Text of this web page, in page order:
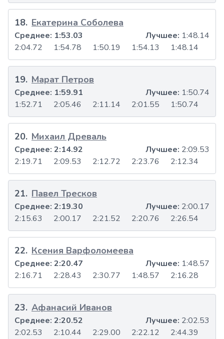
18. Екатерина Соболева
2:04.72 1:54.78 1:50.19 1:54.13 1:48.14
Среднее: 1:53.03 Лучшее: 1:48.14
19. Марат Петров
1:52.71 2:05.46 2:11.14 2:01.55 1:50.74
Среднее: 1:59.91 Лучшее: 1:50.74
20. Михаил Древаль
2:19.71 2:09.53 2:12.72 2:23.76 2:12.34
Среднее: 2:14.92 Лучшее: 2:09.53
21. Павел Тресков
2:15.63 2:00.17 2:21.52 2:20.76 2:26.54
Среднее: 2:19.30 Лучшее: 2:00.17
22. Ксения Варфоломеева
2:16.71 2:28.43 2:30.77 1:48.57 2:16.28
Среднее: 2:20.47 Лучшее: 1:48.57
23. Афанасий Иванов
2:02.53 2:10.44 2:29.00 2:22.12 2:44.39
Среднее: 2:20.52 Лучшее: 2:02.53